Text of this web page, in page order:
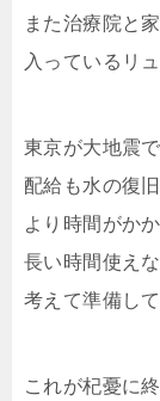
また治療院と
入っているリ
東京が大地震
配給も水の復
より時間がか
長い時間使え
考えて準備し
これが杞憂に